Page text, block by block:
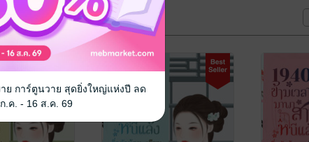
ย การ์ตูนวาย สุดยิ่งใหญ่แห่งปี ลด
.ค. - 16 ส.ค. 69